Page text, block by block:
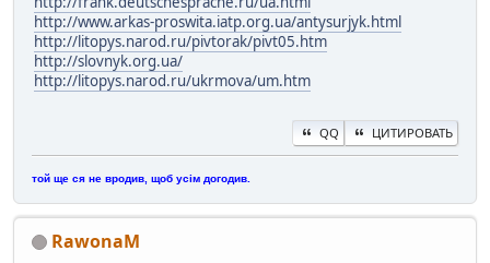
http://www.arkas-proswita.iatp.org.ua/antysurjyk.html
http://litopys.narod.ru/pivtorak/pivt05.htm
http://slovnyk.org.ua/
http://litopys.narod.ru/ukrmova/um.htm
QQ ЦИТИРОВАТЬ
той ще ся не вродив, щоб усім догодив.
RawonaM